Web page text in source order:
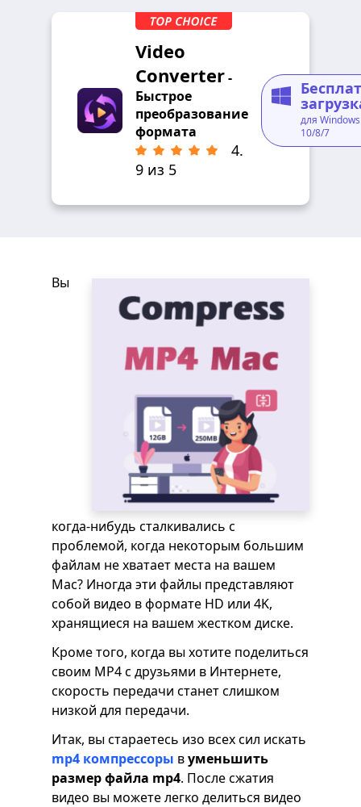
Video
Converter-
Быстрое
преобразование
формата
4.
9 из 5
для Windows
10/8/7
Вы
когда-нибудь сталкивались с
проблемой, когда некоторым большим
файлам не хватает места на вашем
Mac? Иногда эти файлы представляют
собой видео в формате HD или 4K,
хранящиеся на вашем жестком диске.
Кроме того, когда вы хотите поделиться
своим MP4 с друзьями в Интернете,
скорость передачи станет слишком
низкой для передачи.
Итак, вы стараетесь изо всех сил искать
mp4 компрессоры вуменьшить
размер файла mp4. После сжатия
видео вы можете легко делиться видео